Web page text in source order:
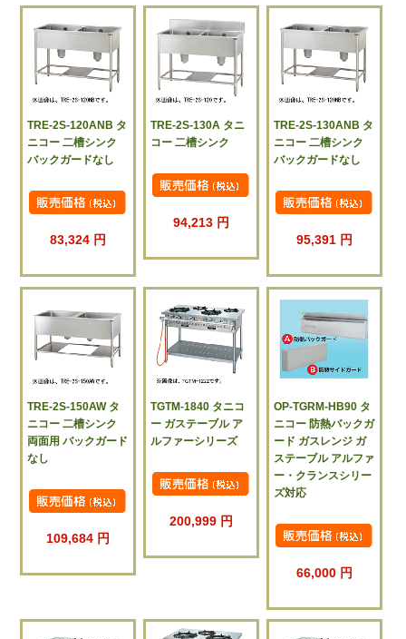
TRE-2S-120ANB タ
ニコー 二槽シンク
バックガードなし
83,324 円
TRE-2S-130A タニ
コー 二槽シンク
94,213 円
TRE-2S-130ANB タ
ニコー 二槽シンク
バックガードなし
95,391 円
TRE-2S-150AW タ
ニコー 二槽シンク
両面用 バックガード
なし
109,684 円
TGTM-1840 タニコ
ー ガステーブル ア
ルファーシリーズ
200,999 円
OP-TGRM-HB90 タ
ニコー 防熱バックガ
ード ガスレンジ ガ
ステーブル アルファ
ー・クランスシリー
ズ対応
66,000 円